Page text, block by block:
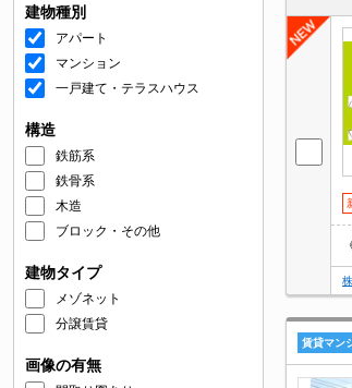
建物種別
アパート
マンション
一戸建て・テラスハウス
構造
鉄筋系
鉄骨系
木造
ブロック・その他
建物タイプ
メゾネット
分譲賃貸
画像の有無
賃貸マン